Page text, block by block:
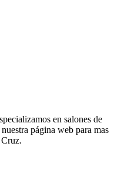
en salones de
página web para mas